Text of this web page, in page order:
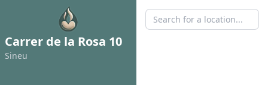
Carrer de la Rosa 10
Sineu